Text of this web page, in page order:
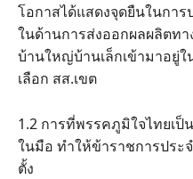
โอกาสได้แสดงจุดยืนในกา
ในด้านการส่งออกผลผลิตท
บ้านใหญ่บ้านเล็กเข้ามาอยู่ใ
เลือก สส.เขต
1.2 การที่พรรคภูมิใจไทยเ
ในมือ ทำให้ข้าราชการประจ
ตั้ง